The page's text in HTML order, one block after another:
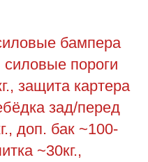
бампера
силовые пороги
защита картера
зад/перед
доп. бак ~100-
~30кг.,